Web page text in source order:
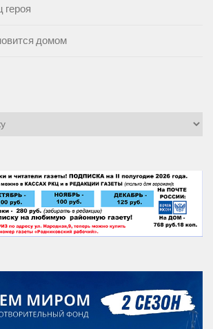
героя
домом